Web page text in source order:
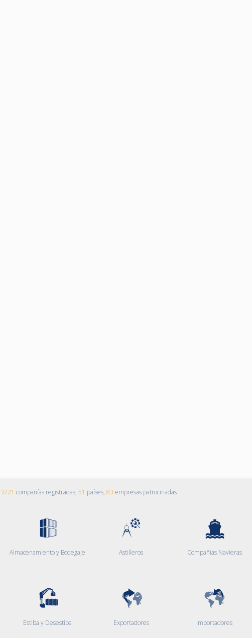
3721 compañías registradas, 51 países, 83 empresas patrocinadas
Almacenamiento y Bodegaje Astilleros Compañías Navieras
Estiba y Desestiba Exportadores Importadores